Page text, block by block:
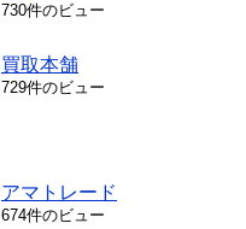
730件のビュー
買取本舗
729件のビュー
アマトレード
674件のビュー